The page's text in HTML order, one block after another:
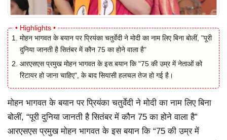
मोहन भागवत के बयान पर प्रियंका चतुर्वेदी ने मोदी का नाम लिए बिना बोलीं, "पूरी
दुनिया जानती है सितंबर में कौन 75 का होने वाला है"
आरएसएस प्रमुख मोहन भागवत के इस बयान कि "75 की उम्र में नेताओं को
रिटायर हो जाना चाहिए", के बाद सियासी हलचल तेज हो गई है।
मोहन भागवत के बयान पर प्रियंका चतुर्वेदी ने मोदी का नाम लिए बिना
बोलीं, “पूरी दुनिया जानती है सितंबर में कौन 75 का होने वाला है”
आरएसएस प्रमुख मोहन भागवत के इस बयान कि “75 की उम्र में